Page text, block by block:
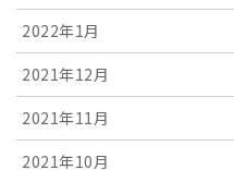
2022年1月
2021年12月
2021年11月
2021年10月